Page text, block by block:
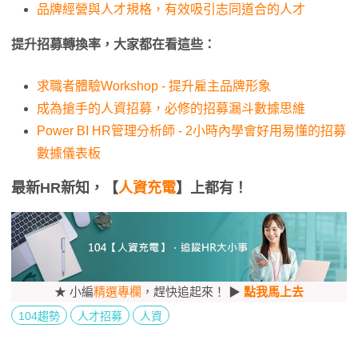
品牌經營與人才規格，有效吸引志同道合的人才
提升招募轉換率，大家都在看這些：
求職者體驗Workshop - 提升雇主品牌形象
成為搶手的人資招募，必修的招募漏斗數據思維
Power BI HR管理分析師 - 2小時內學會好用易懂的招募
數據儀表板
最新HR新知，【人資充電】上都有！
★ 小編精選專欄 ，趕快追起來！ ▶ 點我馬上去
104趨勢 人才招募 人資